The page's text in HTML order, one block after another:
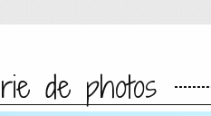
de photos